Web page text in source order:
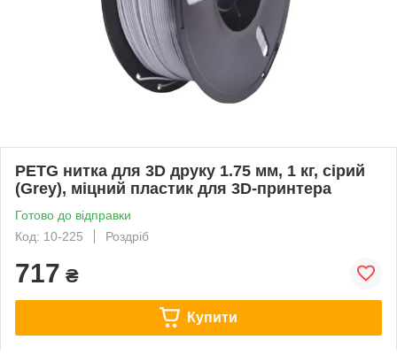
PETG нитка для 3D друку 1.75 мм, 1 кг, сірий
(Grey), міцний пластик для 3D-принтера
Готово до відправки
Код: 10-225
Роздріб
717 ₴
Купити